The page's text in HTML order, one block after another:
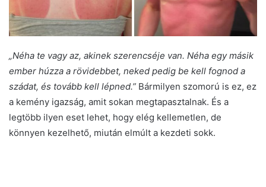
„Néha te vagy az, akinek szerencséje van. Néha egy másik
ember húzza a rövidebbet, neked pedig be kell fognod a
szádat, és tovább kell lépned.” Bármilyen szomorú is ez, ez
a kemény igazság, amit sokan megtapasztalnak. És a
legtöbb ilyen eset lehet, hogy elég kellemetlen, de
könnyen kezelhető, miután elmúlt a kezdeti sokk.